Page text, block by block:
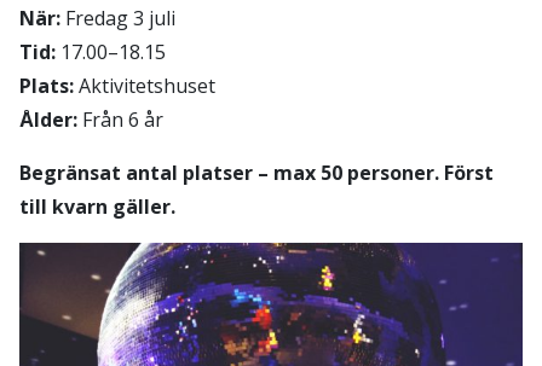
När: Fredag 3 juli
Tid: 17.00–18.15
Plats:Aktivitetshuset
Ålder: Från 6 år
Begränsat antal platser – max 50 personer. Först
till kvarn gäller.